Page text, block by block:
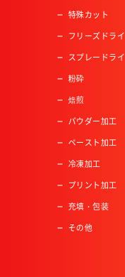
特殊カット
フリーズドライ
スプレードライ
粉砕
焙煎
パウダー加工
ペースト加工
冷凍加工
プリント加工
充填・包装
その他